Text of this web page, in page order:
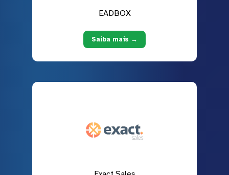
EADBOX
Saiba mais →